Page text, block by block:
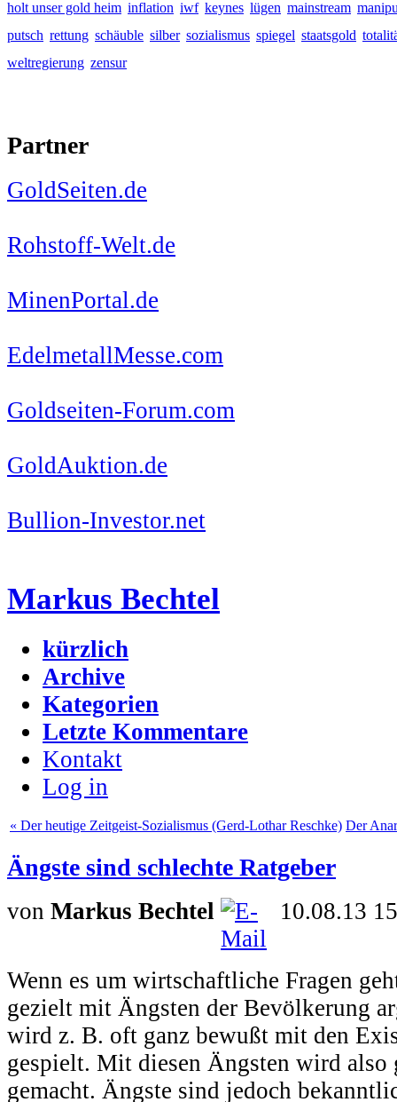
holt unser gold heim inflation iwf keynes lügen mainstream
putsch rettung schäuble silber sozialismus spiegel staatsgold
weltregierung zensur
Partner
GoldSeiten.de
Rohstoff-Welt.de
MinenPortal.de
EdelmetallMesse.com
Goldseiten-Forum.com
GoldAuktion.de
Bullion-Investor.net
Markus Bechtel
kürzlich
Archive
Kategorien
Letzte Kommentare
Kontakt
Log in
« Der heutige Zeitgeist-Sozialismus (Gerd-Lothar Reschke) Der
Ängste sind schlechte Ratgeber
von Markus Bechtel 10.08.13
Wenn es um wirtschaftliche Fragen
gezielt mit Ängsten der Bevölkerung
wird z. B. oft ganz bewußt mit den
gespielt. Mit diesen Ängsten wird
gemacht. Ängste sind jedoch